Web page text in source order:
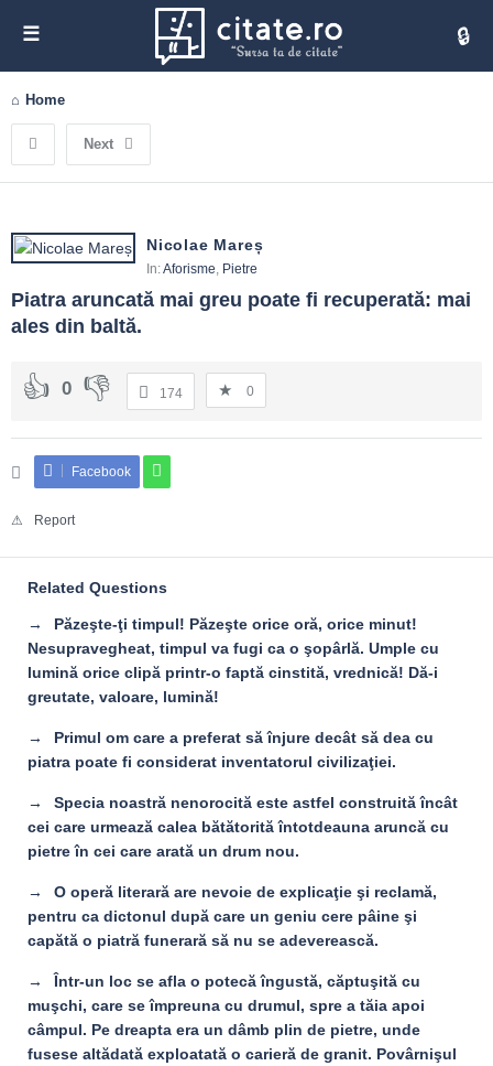
Home
Next
Nicolae Mareș
In:Aforisme, Pietre
Piatra aruncată mai greu poate fi recuperată: mai
ales din baltă.
0 174 0
Facebook
Report
Related Questions
Păzeşte-ţi timpul! Păzeşte orice oră, orice minut!
Nesupravegheat, timpul va fugi ca o şopârlă. Umple cu
lumină orice clipă printr-o faptă cinstită, vrednică! Dă-i
greutate, valoare, lumină!
Primul om care a preferat să înjure decât să dea cu
piatra poate fi considerat inventatorul civilizaţiei.
Specia noastră nenorocită este astfel construită încât
cei care urmează calea bătătorită întotdeauna aruncă cu
pietre în cei care arată un drum nou.
O operă literară are nevoie de explicaţie şi reclamă,
pentru ca dictonul după care un geniu cere pâine şi
capătă o piatră funerară să nu se adeverească.
Într-un loc se afla o potecă îngustă, căptuşită cu
muşchi, care se împreuna cu drumul, spre a tăia apoi
câmpul. Pe dreapta era un dâmb plin de pietre, unde
fusese altădată exploatată o carieră de granit. Povârnişul